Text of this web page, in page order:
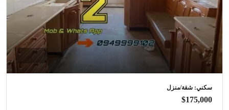
سكني: شقة/منزل
$175,000